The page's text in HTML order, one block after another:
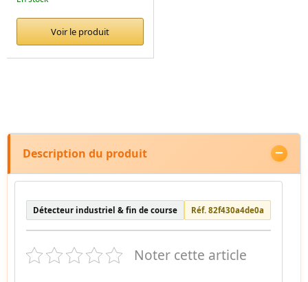
Voir le produit
Description du produit
Détecteur industriel & fin de course Réf. 82f430a4de0a
Noter cette article